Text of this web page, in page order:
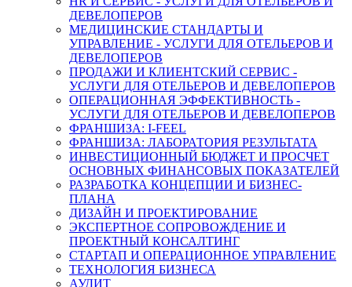
ДЕВЕЛОПЕРОВ
МЕДИЦИНСКИЕ СТАНДАРТЫ И
УПРАВЛЕНИЕ - УСЛУГИ ДЛЯ ОТЕЛЬЕРОВ И
ДЕВЕЛОПЕРОВ
ПРОДАЖИ И КЛИЕНТСКИЙ СЕРВИС -
УСЛУГИ ДЛЯ ОТЕЛЬЕРОВ И ДЕВЕЛОПЕРОВ
ОПЕРАЦИОННАЯ ЭФФЕКТИВНОСТЬ -
УСЛУГИ ДЛЯ ОТЕЛЬЕРОВ И ДЕВЕЛОПЕРОВ
ФРАНШИЗА: I-FEEL
ФРАНШИЗА: ЛАБОРАТОРИЯ РЕЗУЛЬТАТА
ИНВЕСТИЦИОННЫЙ БЮДЖЕТ И ПРОСЧЕТ
ОСНОВНЫХ ФИНАНСОВЫХ ПОКАЗАТЕЛЕЙ
РАЗРАБОТКА КОНЦЕПЦИИ И БИЗНЕС-
ПЛАНА
ДИЗАЙН И ПРОЕКТИРОВАНИЕ
ЭКСПЕРТНОЕ СОПРОВОЖДЕНИЕ И
ПРОЕКТНЫЙ КОНСАЛТИНГ
СТАРТАП И ОПЕРАЦИОННОЕ УПРАВЛЕНИЕ
ТЕХНОЛОГИЯ БИЗНЕСА
АУДИТ